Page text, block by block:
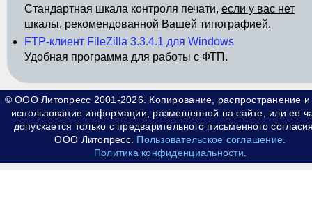
Стандартная шкала контроля печати, если у вас нет
шкалы, рекомендованной Вашей типографией.
FTP-клиент FileZilla 3.3.4.1 для Windows
Удобная программа для работы с ФТП.
© ООО Литопресс 2001-2026. Копирование, распространение
использование информации, размещенной на сайте, или ее
допускается только с предварительного письменного
ООО Литопресс. Пользовательское соглашение
Политика конфиденциальности